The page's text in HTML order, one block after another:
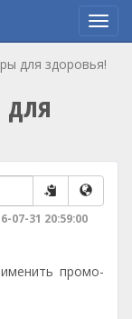
для здоровья!
для
07-31 20:59:00
промо-